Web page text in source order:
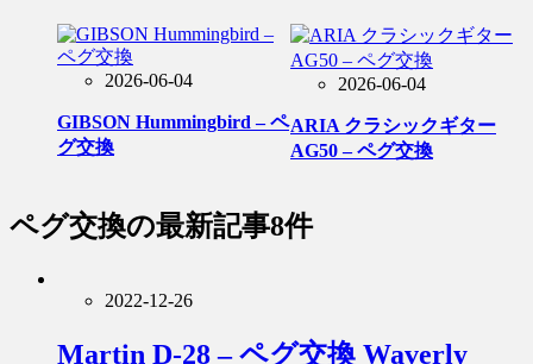
2026-06-04
GIBSON Hummingbird – ペ
グ交換
2026-06-04
ARIA クラシックギター
AG50 – ペグ交換
ペグ交換の最新記事8件
2022-12-26
Martin D-28 – ペグ交換 Waverly